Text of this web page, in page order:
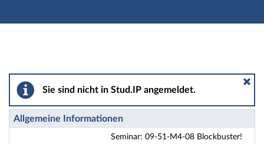
Hauptnavigation
Seminar: 09-51-M4-08 Blockbuster! Filmhelden der
Sie sind nicht in Stud.IP angemeldet.
Allgemeine Informationen
Seminar: 09-51-M4-08 Blockbuster!